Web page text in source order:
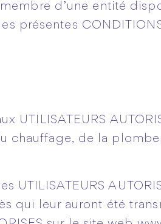
d’une entité
présentes
UTILISATEURS
chauffage, de la
UTILISATEURS
qui leur auront été